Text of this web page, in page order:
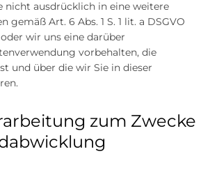
nicht ausdrücklich in eine weitere
gemäß Art. 6 Abs. 1 S. 1 lit. a DSGVO
wir uns eine darüber
vorbehalten, die
und über die wir Sie in dieser
zum Zwecke